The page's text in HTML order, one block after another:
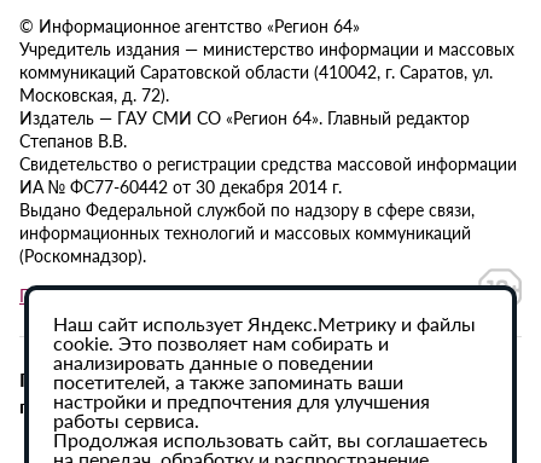
© Информационное агентство «Регион 64»
Учредитель издания — министерство информации и массовых
коммуникаций Саратовской области (410042, г. Саратов, ул.
Московская, д. 72).
Издатель — ГАУ СМИ СО «Регион 64». Главный редактор
Степанов В.В.
Свидетельство о регистрации средства массовой информации
ИА № ФС77-60442 от 30 декабря 2014 г.
Выдано Федеральной службой по надзору в сфере связи,
информационных технологий и массовых коммуникаций
(Роскомнадзор).
Политика в отношении обработки персональных данных
При использовании материалов сайта активная
гиперссылка на ИА «Регион 64» обязательна.
Наш сайт использует Яндекс.Метрику и файлы
cookie. Это позволяет нам собирать и
анализировать данные о поведении
посетителей, а также запоминать ваши
настройки и предпочтения для улучшения
работы сервиса.
Продолжая использовать сайт, вы соглашаетесь